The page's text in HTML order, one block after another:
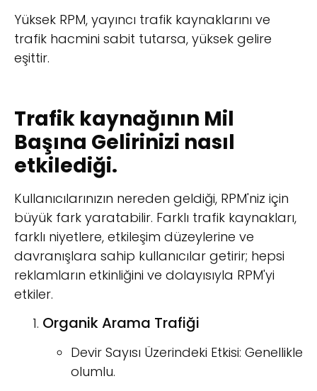
Yüksek RPM, yayıncı trafik kaynaklarını ve
trafik hacmini sabit tutarsa, yüksek gelire
eşittir.
Trafik kaynağının Mil
Başına Gelirinizi nasıl
etkilediği.
Kullanıcılarınızın nereden geldiği, RPM'niz için
büyük fark yaratabilir. Farklı trafik kaynakları,
farklı niyetlere, etkileşim düzeylerine ve
davranışlara sahip kullanıcılar getirir; hepsi
reklamların etkinliğini ve dolayısıyla RPM'yi
etkiler.
Organik Arama Trafiği
Devir Sayısı Üzerindeki Etkisi: Genellikle
olumlu.